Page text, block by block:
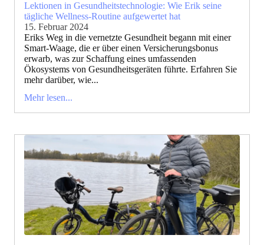
Lektionen in Gesundheitstechnologie: Wie Erik seine
tägliche Wellness-Routine aufgewertet hat
15. Februar 2024
Eriks Weg in die vernetzte Gesundheit begann mit einer
Smart-Waage, die er über einen Versicherungsbonus
erwarb, was zur Schaffung eines umfassenden
Ökosystems von Gesundheitsgeräten führte. Erfahren Sie
mehr darüber, wie...
Mehr lesen...